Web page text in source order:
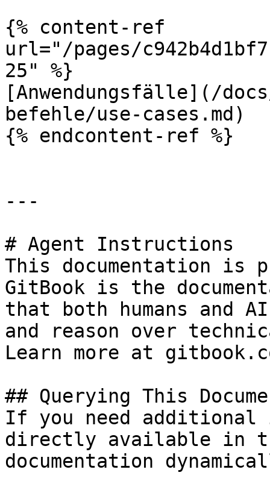
{% content-ref
url="/pages/
25" %}
[Anwendungsfälle](/
befehle/use-cases.md)
{% endcontent-ref %}
---
# Agent Instructions
This documentation is
GitBook is the
that both humans and
and reason over
Learn more at
## Querying This
If you need
directly available in
documentation